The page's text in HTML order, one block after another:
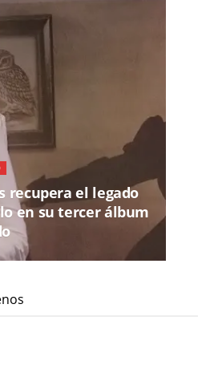
recupera el legado
en su tercer álbum